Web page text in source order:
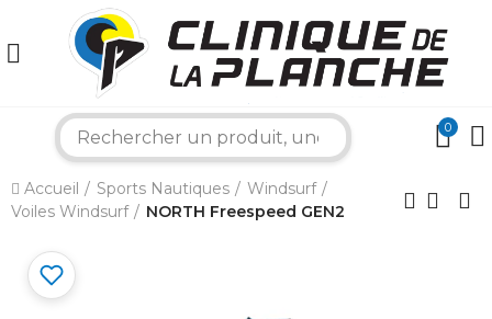
0
Accueil Sports Nautiques
Windsurf
Voiles Windsurf
NORTH Freespeed GEN2